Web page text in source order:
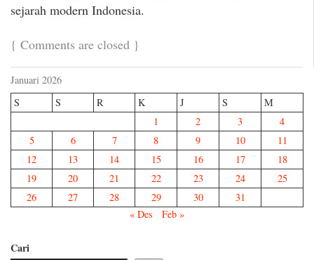
sejarah modern Indonesia.
{ Comments are closed }
Januari 2026
S
S R K J S
M
1
2 3
4
5
6 7 8 9 10
11
12
13 14 15 16 17
18
19
20 21 22 23 24
25
26
27 28 29 30
31
« Des
Feb »
Cari